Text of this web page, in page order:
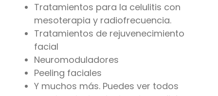
Tratamientos para la celulitis con
mesoterapia y radiofrecuencia.
Tratamientos de rejuvenecimiento
facial
Neuromoduladores
Peeling faciales
Y muchos más. Puedes ver todos